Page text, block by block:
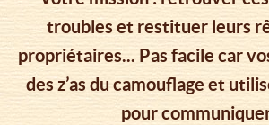
troubles et restituer leurs
propriétaires... Pas facile car
des z’as du camouflage et
pour